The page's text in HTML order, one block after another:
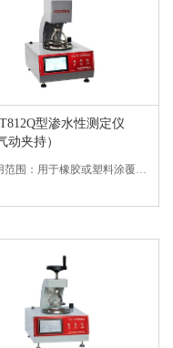
型渗水性测定仪
动夹持）